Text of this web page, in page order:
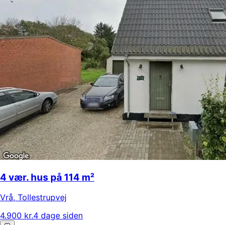
4 vær. hus på 114 m²
Vrå, Tollestrupvej
4.900 kr.4 dage siden